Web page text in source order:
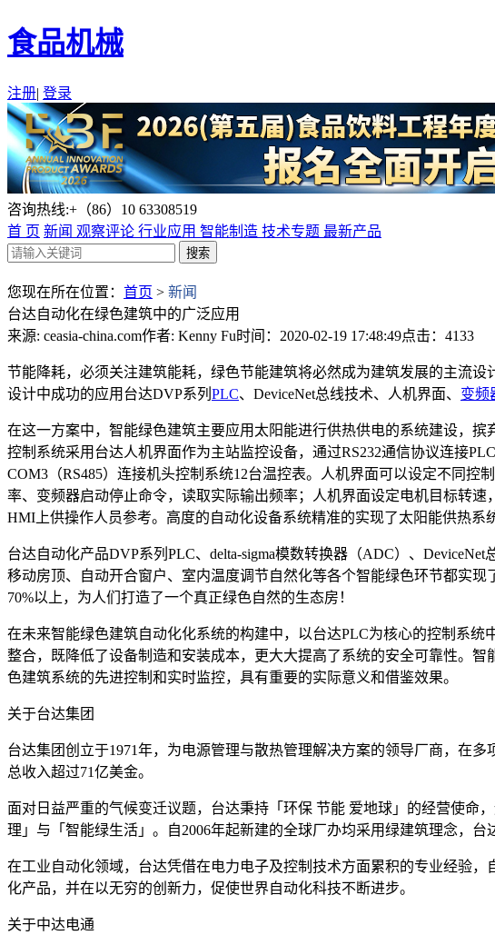
食品机械
注册| 登录
咨询热线:+（86）10 63308519
首 页 新闻 观察评论 行业应用 智能制造 技术专题 最新产品
您现在所在位置： 首页 > 新闻
台达自动化在绿色建筑中的广泛应用
来源: ceasia-china.com作者: Kenny Fu时间：2020-02-19 17:48:49点击：4133
节能降耗，必须关注建筑能耗，绿色节能建筑将必然成为建筑发展的主流
设计中成功的应用台达DVP系列 PLC、DeviceNet总线技术、人机界面、 变频
在这一方案中，智能绿色建筑主要应用太阳能进行供热供电的系统建设，
控制系统采用台达人机界面作为主站监控设备，通过RS232通信协议连接
COM3（RS485）连接机头控制系统12台温控表。人机界面可以设定不同控
率、变频器启动停止命令，读取实际输出频率；人机界面设定电机目标转
HMI上供操作人员参考。高度的自动化设备系统精准的实现了太阳能供热
台达自动化产品DVP系列PLC、delta-sigma模数转换器（ADC）、
移动房顶、自动开合窗户、室内温度调节自然化等各个智能绿色环节都实
70%以上，为人们打造了一个真正绿色自然的生态房！
在未来智能绿色建筑自动化化系统的构建中，以台达PLC为核心的控制系
整合，既降低了设备制造和安装成本，更大大提高了系统的安全可靠性。
色建筑系统的先进控制和实时监控，具有重要的实际意义和借鉴效果。
关于台达集团
台达集团创立于1971年，为电源管理与散热管理解决方案的领导厂商，在
总收入超过71亿美金。
面对日益严重的气候变迁议题，台达秉持「环保 节能 爱地球」的经营使命
理」与「智能绿生活」。自2006年起新建的全球厂办均采用绿建筑理念，
在工业自动化领域，台达凭借在电力电子及控制技术方面累积的专业经验
化产品，并在以无穷的创新力，促使世界自动化科技不断进步。
关于中达电通